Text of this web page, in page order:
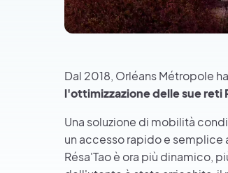
Dal 2018, Orléans Métropole
l'ottimizzazione delle sue reti
Una soluzione di mobilità
un accesso rapido e semplice
Résa'Tao è ora più dinamico,